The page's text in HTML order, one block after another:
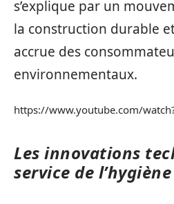
s’explique par un
la construction durable
accrue des
environnementaux.
https://www.youtube.com/
Les innovations
service de l’hygiène